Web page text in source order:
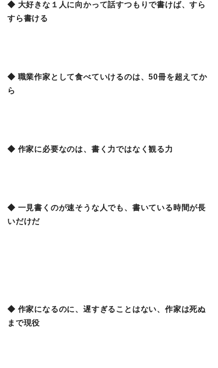
◆ 大好きな１人に向かって話すつもりで書けば、すら
すら書ける
◆ 職業作家として食べていけるのは、50冊を超えてか
ら
◆ 作家に必要なのは、書く力ではなく観る力
◆ 一見書くのが速そうな人でも、書いている時間が長
いだけだ
◆ 作家になるのに、遅すぎることはない、作家は死ぬ
まで現役